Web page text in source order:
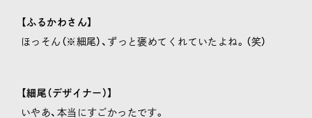
【ふるかわさん】
ほっそん（※細尾）、ずっと褒めてくれていたよね。（笑）
【細尾（デザイナー）】
いやあ、本当にすごかったです。